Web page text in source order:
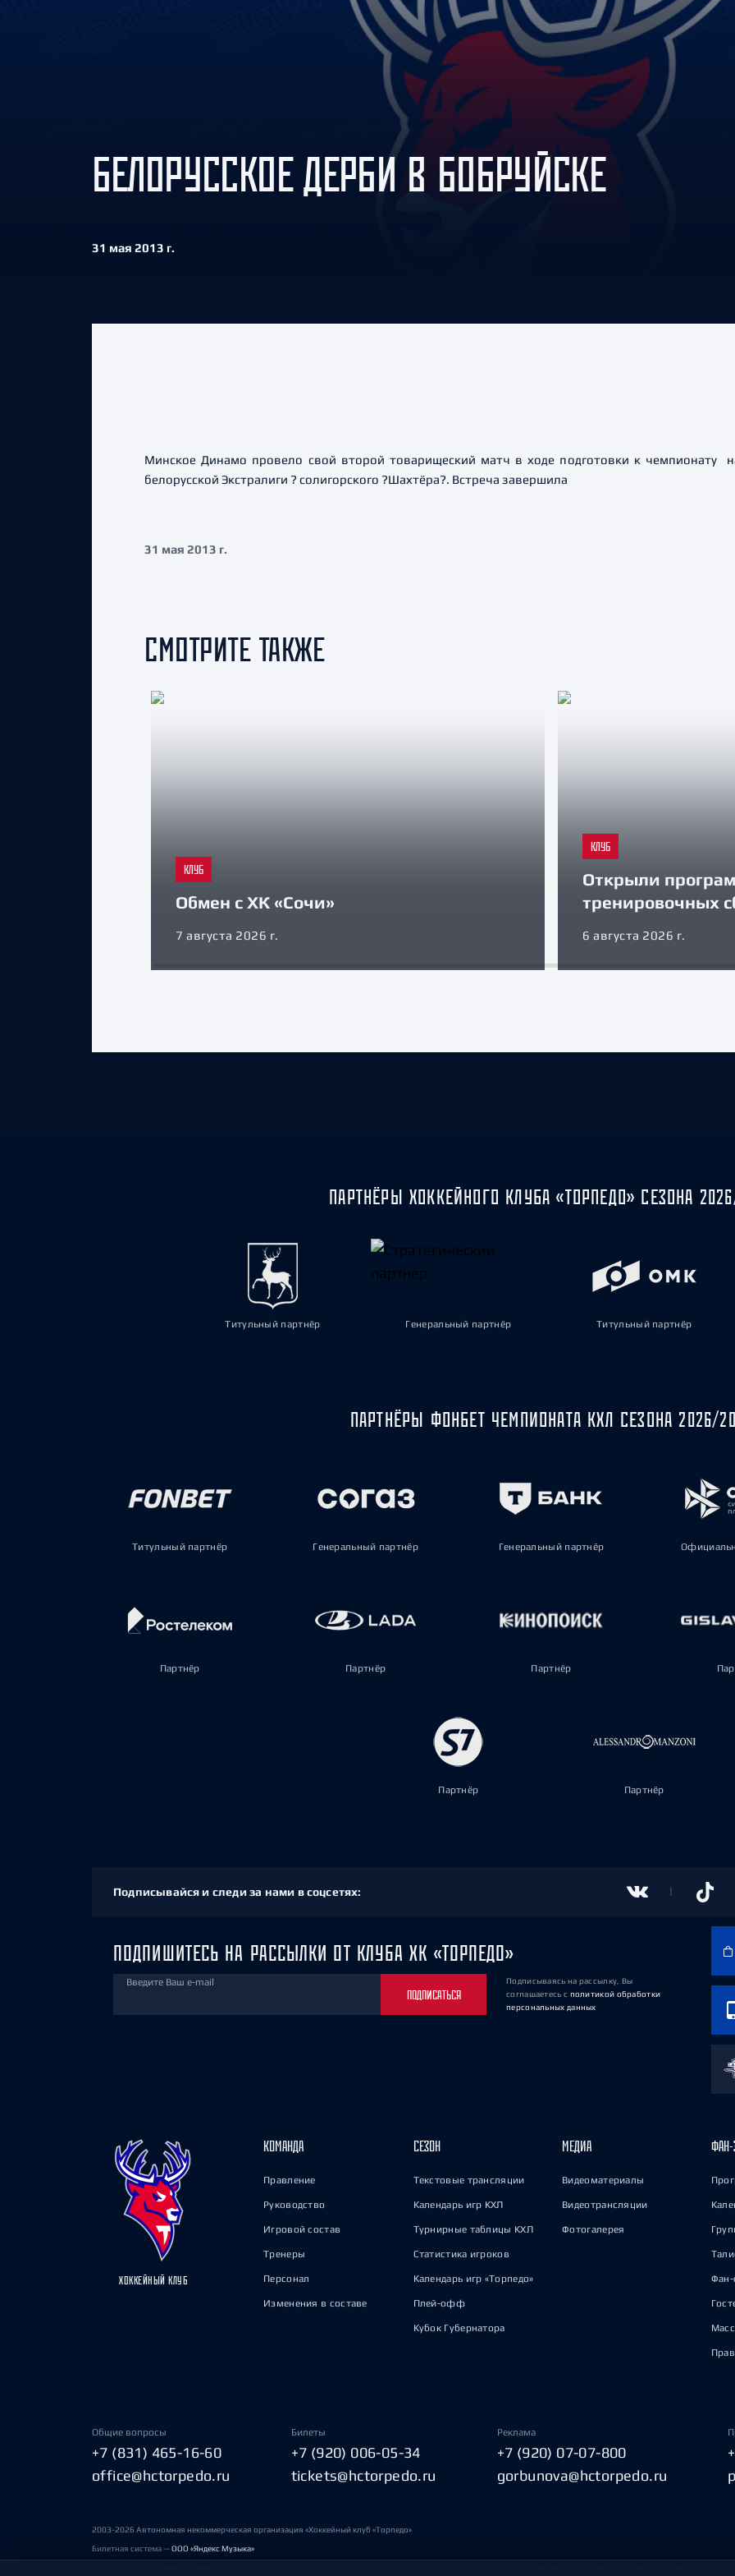
Амур
Барыс
Салават Юлаев
Сибирь
БЕЛОРУССКОЕ ДЕРБИ В БОБРУЙСКЕ
31 мая 2013 г.
Минское Динамо провело свой второй товарищеский матч в ходе подготовки к чемпионату
белорусской Экстралиги ? солигорского ?Шахтёра?. Встреча завершила
31 мая 2013 г.
СМОТРИТЕ ТАКЖЕ
КЛУБ
Обмен с ХК «Сочи»
7 августа 2026 г.
КЛУБ
Открыли
тренировочных
6 августа 2026 г.
ПАРТНЁРЫ ХОККЕЙНОГО КЛУБА «ТОРПЕДО» СЕЗОНА
Титульный партнёр Генеральный партнёр Титульный партнёр
ПАРТНЁРЫ ФОНБЕТ ЧЕМПИОНАТА КХЛ СЕЗОНА 2026/
Титульный партнёр Генеральный партнёр Генеральный партнёр
Партнёр Партнёр Партнёр
Партнёр Партнёр
Подписывайся и следи за нами в соцсетях:
ПОДПИШИТЕСЬ НА РАССЫЛКИ ОТ КЛУБА ХК «ТОРПЕДО»
Введите Ваш e-mail
ПОДПИСАТЬСЯ
Подписываясь на рассылку, Вы
соглашаетесь с политикой обработки
персональных данных
ХОККЕЙНЫЙ КЛУБ
КОМАНДА
Правление
Руководство
Игровой состав
Тренеры
Персонал
Изменения в составе
СЕЗОН
Текстовые трансляции
Календарь игр КХЛ
Турнирные таблицы КХЛ
Статистика игроков
Календарь игр «Торпедо»
Плей-офф
Кубок Губернатора
МЕДИА
Видеоматериалы
Видеотрансляции
Фотогалерея
ФАН-
Фан-
Общие вопросы
+7 (831) 465-16-60
office@hctorpedo.ru
Билеты
+7 (920) 006-05-34
tickets@hctorpedo.ru
Реклама
+7 (920) 07-07-800
gorbunova@hctorpedo.ru
2003-2026 Автономная некоммерческая организация «Хоккейный клуб «Торпедо»
Билетная система —ООО «Яндекс Музыка»